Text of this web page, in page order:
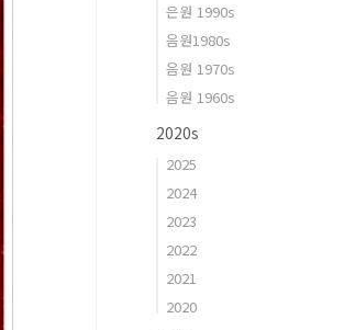
은원 1990s
음원1980s
음원 1970s
음원 1960s
2020s
2025
2024
2023
2022
2021
2020